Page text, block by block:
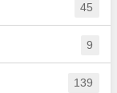
45
9
139